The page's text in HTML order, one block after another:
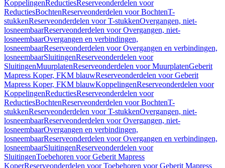
KoppelingenReductiesReserveonderdelen voor
ReductiesBochtenReserveonderdelen voor BochtenT-
stukkenReserveonderdelen voor T-stukkenOvergangen, niet-
losneembaarReserveonderdelen voor Overgangen, niet-
losneembaarOvergangen en verbindingen,
losneembaarReserveonderdelen voor Overgangen en verbindingen,
losneembaarSluitingenReserveonderdelen voor
SluitingenMuurplatenReserveonderdelen voor MuurplatenGeberit
Mapress Koper, FKM blauwReserveonderdelen voor Geberit
Mapress Koper, FKM blauwKoppelingenReserveonderdelen voor
KoppelingenReductiesReserveonderdelen voor
ReductiesBochtenReserveonderdelen voor BochtenT-
stukkenReserveonderdelen voor T-stukkenOvergangen, niet-
losneembaarReserveonderdelen voor Overgangen, niet-
losneembaarOvergangen en verbindingen,
losneembaarReserveonderdelen voor Overgangen en verbindingen,
losneembaarSluitingenReserveonderdelen voor
SluitingenToebehoren voor Geberit Mapress
KoperReserveonderdelen voor Toebehoren voor Geberit Mapress